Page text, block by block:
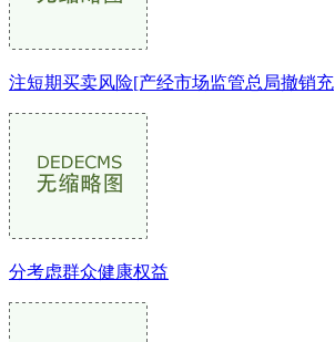
注短期买卖风险[产经市场监管总局撤销充
分考虑群众健康权益